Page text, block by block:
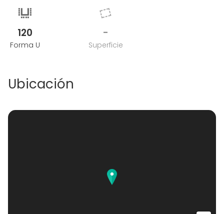
120
Forma U
-
Superficie
Ubicación